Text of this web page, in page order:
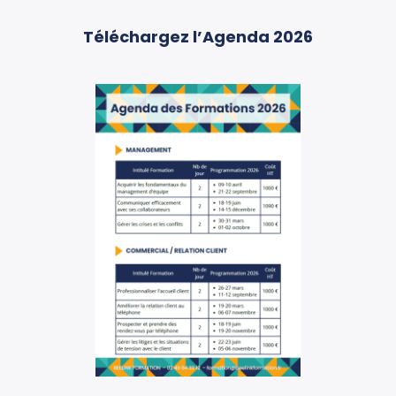
Téléchargez l’Agenda 2026